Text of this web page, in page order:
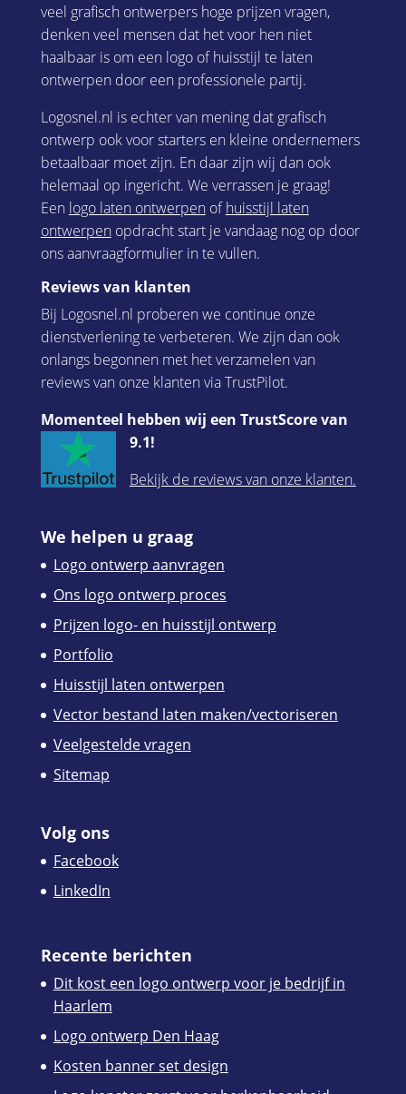
veel grafisch ontwerpers hoge prijzen vragen,
denken veel mensen dat het voor hen niet
haalbaar is om een logo of huisstijl te laten
ontwerpen door een professionele partij.
Logosnel.nl is echter van mening dat grafisch
ontwerp ook voor starters en kleine ondernemers
betaalbaar moet zijn. En daar zijn wij dan ook
helemaal op ingericht. We verrassen je graag!
Een logo laten ontwerpenofhuisstijl laten
ontwerpenopdracht start je vandaag nog op door
ons aanvraagformulier in te vullen.
Reviews van klanten
Bij Logosnel.nl proberen we continue onze
dienstverlening te verbeteren. We zijn dan ook
onlangs begonnen met het verzamelen van
reviews van onze klanten via TrustPilot.
Momenteel hebben wij een TrustScore van
9.1!
Bekijk de reviews van onze klanten.
We helpen u graag
Logo ontwerp aanvragen
Ons logo ontwerp proces
Prijzen logo- en huisstijl ontwerp
Portfolio
Huisstijl laten ontwerpen
Vector bestand laten maken/vectoriseren
Veelgestelde vragen
Sitemap
Volg ons
Facebook
LinkedIn
Recente berichten
Dit kost een logo ontwerp voor je bedrijf in
Haarlem
Logo ontwerp Den Haag
Kosten banner set design